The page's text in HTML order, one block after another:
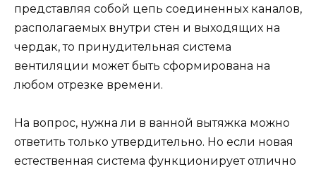
представляя собой цепь соединенных каналов,
располагаемых внутри стен и выходящих на
чердак, то принудительная система
вентиляции может быть сформирована на
любом отрезке времени.
На вопрос, нужна ли в ванной вытяжка можно
ответить только утвердительно. Но если новая
естественная система функционирует отлично